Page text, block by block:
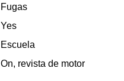
Fugas
Yes
Escuela
On, revista de motor